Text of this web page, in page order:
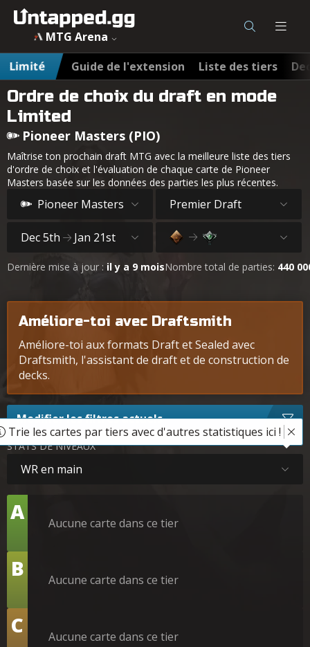
MTG Arena
Limité
Guide de l'extension Liste des tiers
Ordre de choix du draft en mode
Limited
Pioneer Masters (PIO)
Maîtrise ton prochain draft MTG avec la meilleure liste des tiers
d'ordre de choix et l'évaluation de chaque carte de Pioneer
Masters basée sur les données des parties les plus récentes.
Pioneer Masters Premier Draft
Dec 5th Jan 21st
Dernière mise à jour : il y a 9 moisNombre total de parties: 440
Améliore-toi avec Draftsmith
Améliore-toi aux formats Draft et Sealed avec
Draftsmith, l'assistant de draft et de construction de
decks.
Modifier les filtres actuels
STATS DE NIVEAUX
WR en main
Trie les cartes par tiers avec d'autres statistiques ici !
Tier
A Aucune carte dans ce tier
Tier
B Aucune carte dans ce tier
Tier
C Aucune carte dans ce tier